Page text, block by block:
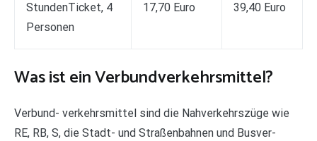
StundenTicket, 4
Personen​
17,70 ​Euro​ 39,40 Euro
Was ist ein Verbundverkehrsmittel?
Verbund- verkehrsmittel sind die Nahverkehrszüge wie
RE, RB, S, die Stadt- und Straßenbahnen und Busver-